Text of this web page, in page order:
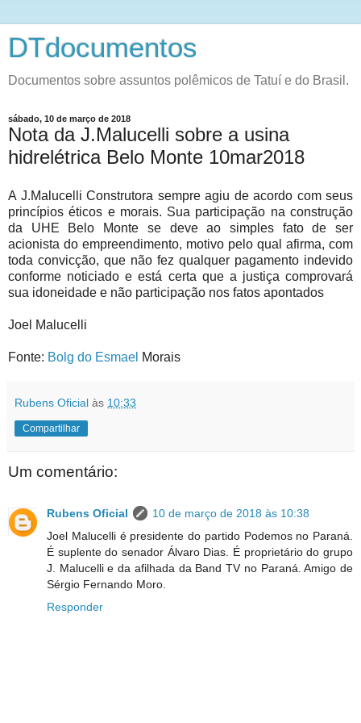
DTdocumentos
Documentos sobre assuntos polêmicos de Tatuí e do Brasil.
sábado, 10 de março de 2018
Nota da J.Malucelli sobre a usina
hidrelétrica Belo Monte 10mar2018
A J.Malucelli Construtora sempre agiu de acordo com seus
princípios éticos e morais. Sua participação na construção
da UHE Belo Monte se deve ao simples fato de ser
acionista do empreendimento, motivo pelo qual afirma, com
toda convicção, que não fez qualquer pagamento indevido
conforme noticiado e está certa que a justiça comprovará
sua idoneidade e não participação nos fatos apontados
Joel Malucelli
Fonte: Bolg do Esmael Morais
Rubens Oficial às 10:33
Compartilhar
Um comentário:
Rubens Oficial
10 de março de 2018 às 10:38
Joel Malucelli é presidente do partido Podemos no Paraná.
É suplente do senador Álvaro Dias. É proprietário do grupo
J. Malucelli e da afilhada da Band TV no Paraná. Amigo de
Sérgio Fernando Moro.
Responder